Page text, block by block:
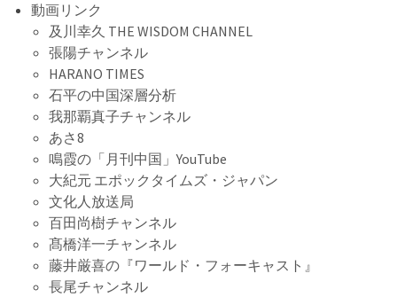
動画リンク
及川幸久 THE WISDOM CHANNEL
張陽チャンネル
HARANO TIMES
石平の中国深層分析
我那覇真子チャンネル
あさ8
鳴霞の「月刊中国」YouTube
大紀元 エポックタイムズ・ジャパン
文化人放送局
百田尚樹チャンネル
髙橋洋一チャンネル
藤井厳喜の『ワールド・フォーキャスト』
長尾チャンネル